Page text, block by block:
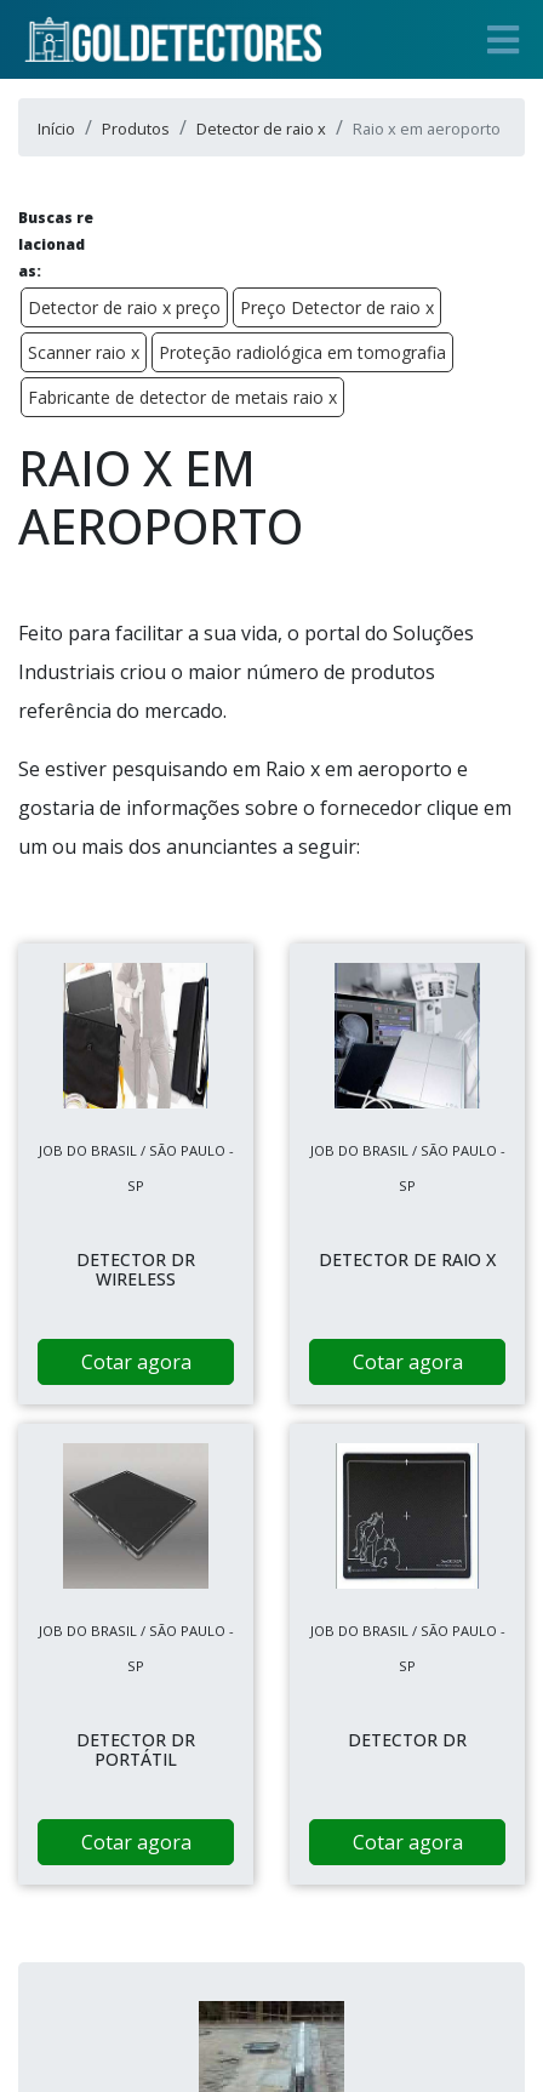
Início Produtos Detector de raio x Raio x em aeroporto
Buscas re
lacionad
as:
Detector de raio x preço
Preço Detector de raio x
Scanner raio x
Proteção radiológica em tomografia
Fabricante de detector de metais raio x
RAIO X EM
AEROPORTO
Feito para facilitar a sua vida, o portal do Soluções
Industriais criou o maior número de produtos
referência do mercado.
Se estiver pesquisando em Raio x em aeroporto e
gostaria de informações sobre o fornecedor clique em
um ou mais dos anunciantes a seguir:
JOB DO BRASIL / SÃO PAULO -
SP
DETECTOR DR
WIRELESS
Cotar agora
JOB DO BRASIL / SÃO PAULO -
SP
DETECTOR DE RAIO X
Cotar agora
JOB DO BRASIL / SÃO PAULO -
SP
DETECTOR DR
PORTÁTIL
Cotar agora
JOB DO BRASIL / SÃO PAULO -
SP
DETECTOR DR
Cotar agora